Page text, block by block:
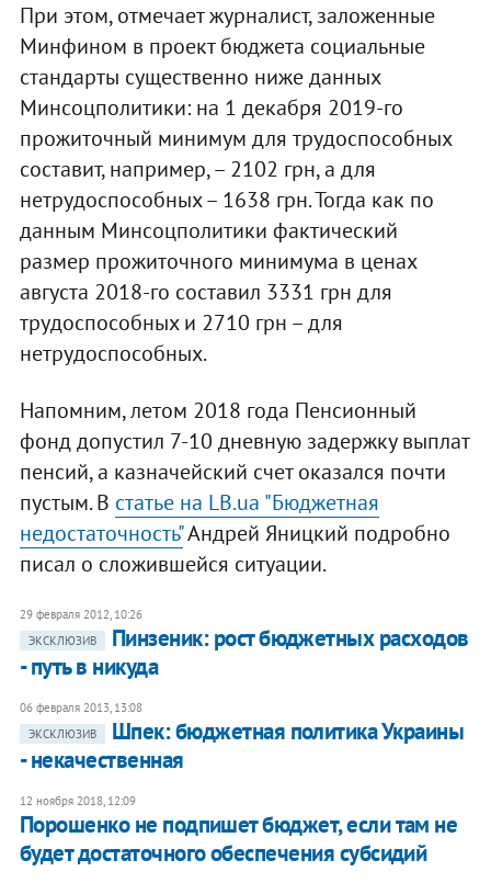
При этом, отмечает журналист, заложенные
Минфином в проект бюджета социальные
стандарты существенно ниже данных
Минсоцполитики: на 1 декабря 2019-го
прожиточный минимум для трудоспособных
составит, например, – 2102 грн, а для
нетрудоспособных – 1638 грн. Тогда как по
данным Минсоцполитики фактический
размер прожиточного минимума в ценах
августа 2018-го составил 3331 грн для
трудоспособных и 2710 грн – для
нетрудоспособных.
Напомним, летом 2018 года Пенсионный
фонд допустил 7-10 дневную задержку выплат
пенсий, а казначейский счет оказался почти
пустым. В статье на LB.ua "Бюджетная
недостаточность"Андрей Яницкий подробно
писал о сложившейся ситуации.
29 февраля 2012, 10:26
ЭКСКЛЮЗИВ
Пинзеник: рост бюджетных расходов
- путь в никуда
06 февраля 2013, 13:08
ЭКСКЛЮЗИВ
Шпек: бюджетная политика Украины
- некачественная
12 ноября 2018, 12:09
Порошенко не подпишет бюджет, если там не
будет достаточного обеспечения субсидий